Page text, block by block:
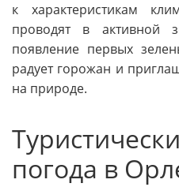
к характеристикам
проводят в активной
появление первых
радует горожан и
на природе.
погода в